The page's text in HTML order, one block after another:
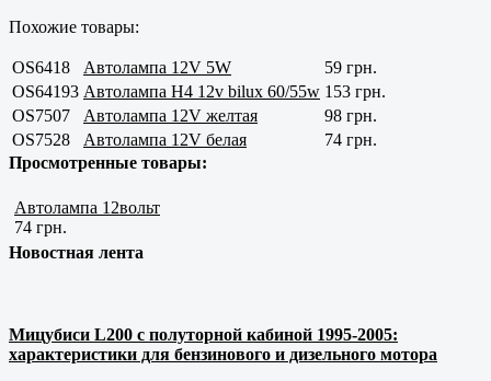
Похожие товары:
OS6418 Автолампа 12V 5W
59 грн.
OS64193 Автолампа H4 12v bilux 60/55w 153 грн.
OS7507
Автолампа 12V желтая
98 грн.
OS7528
Автолампа 12V белая
74 грн.
Просмотренные товары:
Автолампа 12вольт
74 грн.
Новостная лента
Мицубиси L200 с полуторной кабиной 1995-2005:
характеристики для бензинового и дизельного мотора